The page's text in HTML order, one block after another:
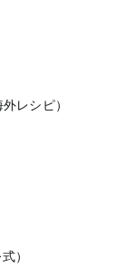
レシピ）
）